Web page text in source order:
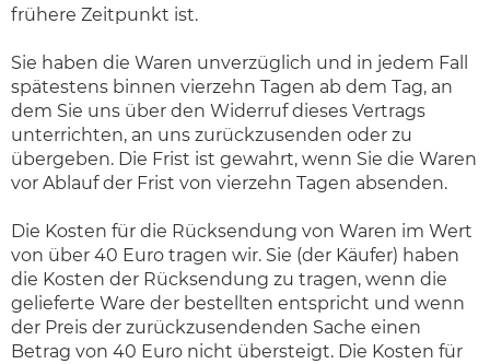
frühere Zeitpunkt ist.
Sie haben die Waren unverzüglich und in jedem Fall
spätestens binnen vierzehn Tagen ab dem Tag, an
dem Sie uns über den Widerruf dieses Vertrags
unterrichten, an uns zurückzusenden oder zu
übergeben. Die Frist ist gewahrt, wenn Sie die Waren
vor Ablauf der Frist von vierzehn Tagen absenden.
Die Kosten für die Rücksendung von Waren im Wert
von über 40 Euro tragen wir. Sie (der Käufer) haben
die Kosten der Rücksendung zu tragen, wenn die
gelieferte Ware der bestellten entspricht und wenn
der Preis der zurückzusendenden Sache einen
Betrag von 40 Euro nicht übersteigt. Die Kosten für